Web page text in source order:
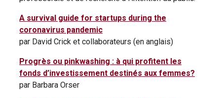
A survival guide for startups during the
coronavirus pandemic
par David Crick et collaborateurs (en anglais)
Progrès ou pinkwashing : à qui profitent les
fonds d’investissement destinés aux femmes?
par Barbara Orser